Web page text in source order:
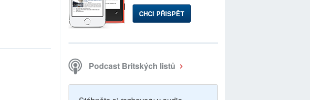
CHCI PŘISPĚT
Podcast Britských listů